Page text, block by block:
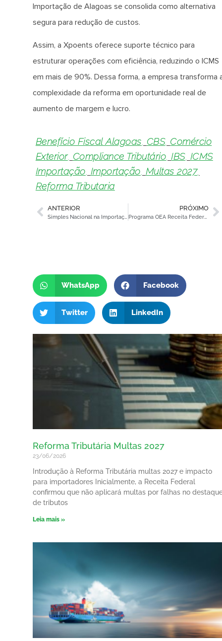
Importação de Alagoas se consolida como alternativa
segura para redução de custos.
Assim, a Xpoents oferece suporte técnico para
estruturar operações com eficiência, reduzindo o ICMS
em mais de 90%. Dessa forma, a empresa transforma
complexidade da reforma em oportunidade real de
aumento de margem e lucro.
Benefício Fiscal Alagoas CBS, Comércio
Exterior, Compliance Tributário ,IBS, ICMS
Importação Importação Multas 2027,
Reforma Tributaria
ANTERIOR
Simples Nacional na Importação: Nova Janela em Setembro Impacta Planejamento para 2027
PRÓXIMO
Programa OEA Receita Federal: impacto da reestruturação para importadores
WhatsApp Facebook
Twitter LinkedIn
Reforma Tributária Multas 2027
23/06/2026
Introdução à Reforma Tributária multas 2027 e impacto
para importadores Inicialmente, a Receita Federal
confirmou que não aplicará multas por falhas no
de tributos
Leia mais »